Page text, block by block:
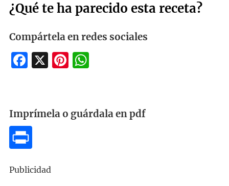
¿Qué te ha parecido esta receta?
Compártela en redes sociales
Facebook
X Pinterest
WhatsApp
Imprímela o guárdala en pdf
Publicidad